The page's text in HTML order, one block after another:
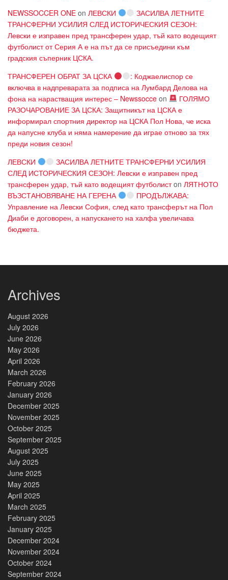
NEWSSOCCER ONE on ЛЕВСКИ
ЗАСИЛВА ЛЕТНИТЕ
ТРАНСФЕРНИ УСИЛИЯ СЛЕД ИСТОРИЧЕСКИЯ СЕЗОН:
Левски е изправен пред трансферен удар, тъй като водещият
футболист от Серия А е на път да се присъедини към
градския съперник ЦСКА.
ТРАНСФЕРЕН ОБРАТ ЗА ЦСКА
: Коджаелиспор се
включва в надпреварата за подписа на Лумбард Делова на
фона на нарастващия интерес – Newssocce on
ГОЛЯМО
РАЗОЧАРОВАНИЕ ЗА ЦСКА: Защитникът на ЦСКА е
информирал спортния директор на ЦСКА Пол Нова, че иска
да напусне клуба и няма намерение да играе отново за тях
преди новия сезон!
ЛЕВСКИ
ЗАСИЛВА ЛЕТНИТЕ ТРАНСФЕРНИ УСИЛИЯ
СЛЕД ИСТОРИЧЕСКИЯ СЕЗОН: Левски е изправен пред
трансферен удар, тъй като водещият футболистon ЛЯТНОТО
ВЪЗСТАНОВЯВАНЕ НА ГЕРЕНА
ПРОДЪЛЖАВА:
Управление на Левски София, след като трансферът на Пол
Диаби е договорен, а напускането на халфа увеличава
бюджета.
Archives
August 2026
July 2026
June 2026
May 2026
April 2026
March 2026
February 2026
January 2026
December 2025
November 2025
October 2025
September 2025
August 2025
July 2025
June 2025
May 2025
April 2025
March 2025
February 2025
January 2025
December 2024
November 2024
October 2024
September 2024